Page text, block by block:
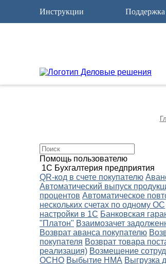
Инструкции Поддержка
Помощь пользователю
1С Бухгалтерия предприятия
QR-код в счете покупателю
Автоматический выпуск
процентов Автоматическое
нескольких счетах по одному ОС
настройки в 1С Банковская
"Платон" Взаимозачет
Возврат аванса покупателю
покупателя Возврат товара
реализация) Возмещение
ОСНО Выбытие НМА Выгрузка